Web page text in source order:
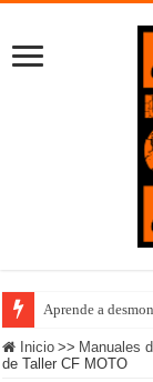
Aprende a
Inicio >> Manuales
de Taller CF MOTO